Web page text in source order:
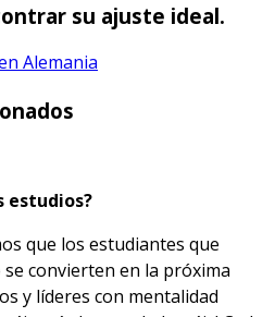
su ajuste ideal.
Alemania
estudios?
que los estudiantes que
convierten en la próxima
y líderes con mentalidad